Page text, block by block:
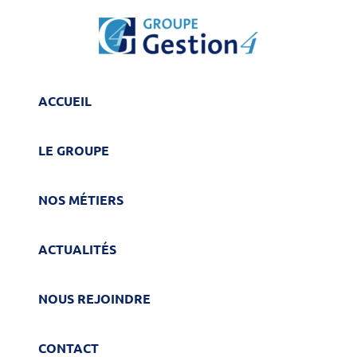
ACCUEIL
LE GROUPE
NOS MÉTIERS
ACTUALITÉS
NOUS REJOINDRE
CONTACT